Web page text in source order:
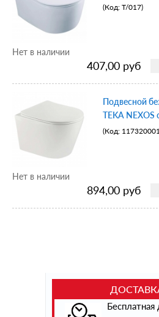
(Код: Т/017)
Нет в наличии
407,00 руб
Подвесной
TEKA
(Код:
Нет в наличии
894,00 руб
Бесплатная